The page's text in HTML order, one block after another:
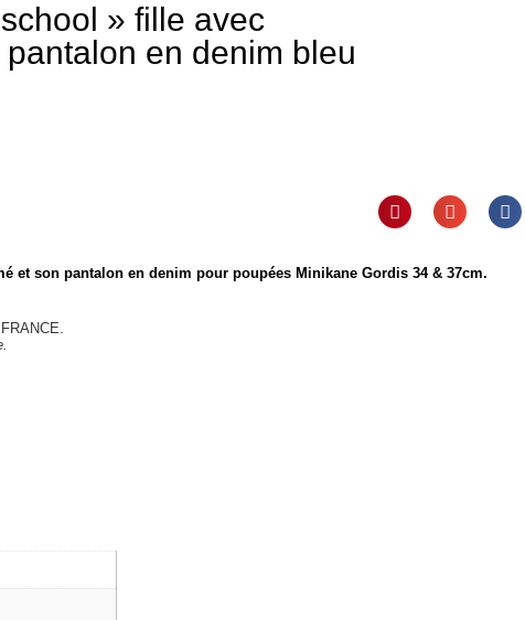
» fille avec
en denim bleu
et son pantalon en denim pour poupées Minikane Gordis 34 & 37cm.